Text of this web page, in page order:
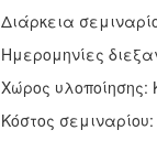
Διάρκεια
Ημερομηνίες
Χώρος
Κόστος